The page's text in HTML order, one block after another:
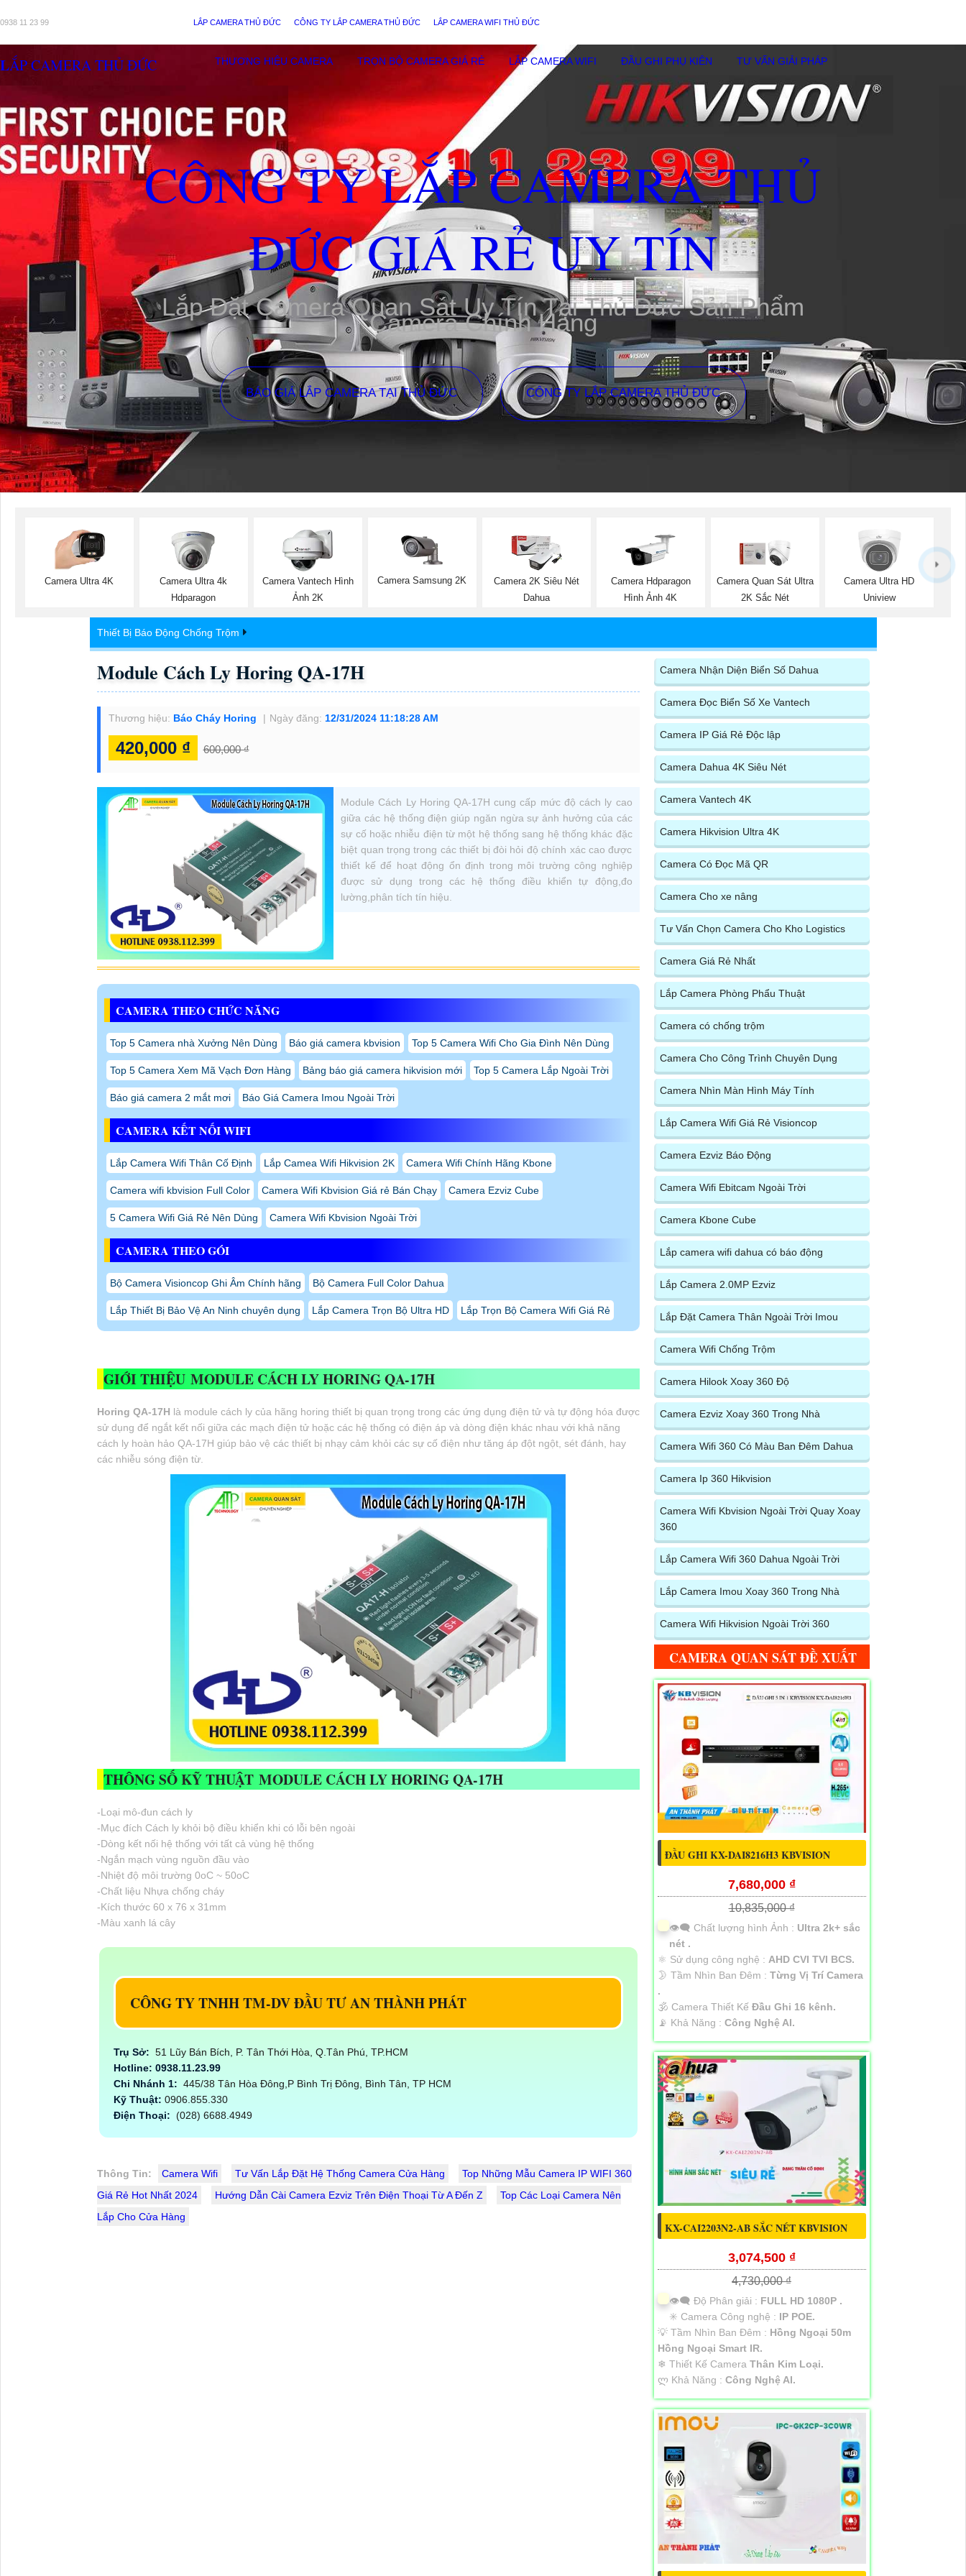
0938 11 23 99 LẮP CAMERA THỦ ĐỨC CÔNG TY LẮP CAMERA THỦ ĐỨC LẮP CAMERA WIFI THỦ ĐỨC
LẮP CAMERA THỦ ĐỨC THƯƠNG HIỆU CAMERA TRỌN BỘ CAMERA GIÁ RẺ LẮP CAMERA WIFI ĐẦU GHI PHỤ KIÊN TƯ VẤN GIẢI PHÁP
CÔNG TY LẮP CAMERA THỦ
ĐỨC GIÁ RẺ UY TÍN
Lắp Đặt Camera Quan Sát Uy Tín Tại Thủ Đức Sản Phẩm
Camera Chính Hãng
BÁO GIÁ LẮP CAMERA TẠI THỦ ĐỨC CÔNG TY LẮP CAMERA THỦ ĐỨC
Camera Ultra 4K
Camera Ultra 4k
Hdparagon
Camera Vantech Hình
Ảnh 2K
Camera Samsung 2K
Camera 2K Siêu Nét
Dahua
Camera Hdparagon
Hình Ảnh 4K
Camera Quan Sát Ultra
2K Sắc Nét
Camera Ultra HD
Uniview
Thiết Bị Báo Động Chống Trộm
Module Cách Ly Horing QA-17H
Thương hiệu: Báo Cháy Horing Ngày đăng: 12/31/2024 11:18:28 AM
420,000 ₫ 600,000 ₫
Module Cách Ly Horing QA-17H cung cấp mức độ cách ly cao
giữa các hệ thống điện giúp ngăn ngừa sự ảnh hưởng của các
sự cố hoặc nhiễu điện từ một hệ thống sang hệ thống khác đặc
biệt quan trọng trong các thiết bị đòi hỏi độ chính xác cao được
thiết kế để hoạt động ổn định trong môi trường công nghiệp
được sử dụng trong các hệ thống điều khiển tự động,đo
lường,phân tích tín hiệu.
CAMERA THEO CHỨC NĂNG
Top 5 Camera nhà Xưởng Nên Dùng Báo giá camera kbvision Top 5 Camera Wifi Cho Gia Đình Nên Dùng
Top 5 Camera Xem Mã Vạch Đơn Hàng Bảng báo giá camera hikvision mới Top 5 Camera Lắp Ngoài Trời
Báo giá camera 2 mắt mơi Báo Giá Camera Imou Ngoài Trời
CAMERA KẾT NỐI WIFI
Lắp Camera Wifi Thân Cố Định Lắp Camea Wifi Hikvision 2K Camera Wifi Chính Hãng Kbone
Camera wifi kbvision Full Color Camera Wifi Kbvision Giá rẻ Bán Chạy Camera Ezviz Cube
5 Camera Wifi Giá Rẻ Nên Dùng Camera Wifi Kbvision Ngoài Trời
CAMERA THEO GÓI
Bộ Camera Visioncop Ghi Âm Chính hãng Bộ Camera Full Color Dahua
Lắp Thiết Bị Bảo Vệ An Ninh chuyên dụng Lắp Camera Trọn Bộ Ultra HD Lắp Trọn Bộ Camera Wifi Giá Rẻ
GIỚI THIỆU MODULE CÁCH LY HORING QA-17H
Horing QA-17H là module cách ly của hãng horing thiết bị quan trọng trong các ứng dụng điện tử và tự động hóa được
sử dụng để ngắt kết nối giữa các mạch điện tử hoặc các hệ thống có điện áp và dòng điện khác nhau với khả năng
cách ly hoàn hảo QA-17H giúp bảo vệ các thiết bị nhạy cảm khỏi các sự cố điện như tăng áp đột ngột, sét đánh, hay
các nhiễu sóng điện từ.
THÔNG SỐ KỸ THUẬT MODULE CÁCH LY HORING QA-17H
-Loại mô-đun cách ly
-Mục đích Cách ly khỏi bộ điều khiển khi có lỗi bên ngoài
-Dòng kết nối hệ thống với tất cả vùng hệ thống
-Ngắn mạch vùng nguồn đầu vào
-Nhiệt độ môi trường 0oC ~ 50oC
-Chất liệu Nhựa chống cháy
-Kích thước 60 x 76 x 31mm
-Màu xanh lá cây
CÔNG TY TNHH TM-DV ĐẦU TƯ AN THÀNH PHÁT
Trụ Sở: 51 Lũy Bán Bích, P. Tân Thới Hòa, Q.Tân Phú, TP.HCM
Hotline: 0938.11.23.99
Chi Nhánh 1: 445/38 Tân Hòa Đông,P Bình Trị Đông, Bình Tân, TP HCM
Kỹ Thuật: 0906.855.330
Điện Thoại: (028) 6688.4949
Thông Tin: Camera Wifi Tư Vấn Lắp Đặt Hệ Thống Camera Cửa Hàng
Top Những Mẫu Camera IP WIFI 360
Giá Rẻ Hot Nhất 2024
Hướng Dẫn Cài Camera Ezviz Trên Điện Thoại Từ A Đến Z
Top Các Loại Camera Nên
Lắp Cho Cửa Hàng
Camera Nhận Diện Biển Số Dahua
Camera Đọc Biển Số Xe Vantech
Camera IP Giá Rẻ Độc lập
Camera Dahua 4K Siêu Nét
Camera Vantech 4K
Camera Hikvision Ultra 4K
Camera Có Đọc Mã QR
Camera Cho xe nâng
Tư Vấn Chọn Camera Cho Kho Logistics
Camera Giá Rẻ Nhất
Lắp Camera Phòng Phẩu Thuật
Camera có chống trộm
Camera Cho Công Trình Chuyên Dụng
Camera Nhìn Màn Hình Máy Tính
Lắp Camera Wifi Giá Rẻ Visioncop
Camera Ezviz Báo Động
Camera Wifi Ebitcam Ngoài Trời
Camera Kbone Cube
Lắp camera wifi dahua có báo động
Lắp Camera 2.0MP Ezviz
Lắp Đặt Camera Thân Ngoài Trời Imou
Camera Wifi Chống Trộm
Camera Hilook Xoay 360 Độ
Camera Ezviz Xoay 360 Trong Nhà
Camera Wifi 360 Có Màu Ban Đêm Dahua
Camera Ip 360 Hikvision
Camera Wifi Kbvision Ngoài Trời Quay Xoay
360
Lắp Camera Wifi 360 Dahua Ngoài Trời
Lắp Camera Imou Xoay 360 Trong Nhà
Camera Wifi Hikvision Ngoài Trời 360
CAMERA QUAN SÁT ĐỀ XUẤT
ĐẦU GHI KX-DAI8216H3 KBVISION
7,680,000 ₫
10,835,000 ₫
👁️‍🗨 Chất lượng hình Ảnh : Ultra 2k+ sắc
nét .
⚛️ Sử dụng công nghệ : AHD CVI TVI BCS.
🌛 Tầm Nhìn Ban Đêm : Từng Vị Trí Camera
.
🕉️ Camera Thiết Kế Đầu Ghi 16 kênh.
️📡 Khả Năng : Công Nghệ AI.
KX-CAI2203N2-AB SẮC NÉT KBVISION
3,074,500 ₫
4,730,000 ₫
👁️‍🗨 Độ Phân giải : FULL HD 1080P .
✳️ Camera Công nghệ : IP POE.
💡 Tầm Nhìn Ban Đêm : Hồng Ngoại 50m
Hồng Ngoại Smart IR.
❄ Thiết Kế Camera Thân Kim Loại.
️ლ Khả Năng : Công Nghệ AI.